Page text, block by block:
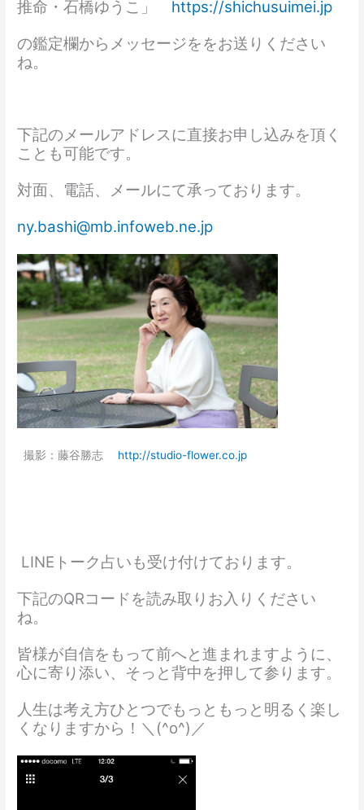
推命・石橋ゆうこ」 https://shichusuimei.jp
の鑑定欄からメッセージををお送りください
ね。
下記のメールアドレスに直接お申し込みを頂く
ことも可能です。
対面、電話、メールにて承っております。
ny.bashi@mb.infoweb.ne.jp
撮影：藤谷勝志 http://studio-flower.co.jp
LINEトーク占いも受け付けております。
下記のQRコードを読み取りお入りください
ね。
皆様が自信をもって前へと進まれますように、
心に寄り添い、そっと背中を押して参ります。
人生は考え方ひとつでもっともっと明るく楽し
くなりますから！＼(^o^)／